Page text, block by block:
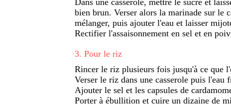
bien brun. Verser alors la marinade sur le
mélanger, puis ajouter l'eau et laisser
Rectifier l'assaisonnement en sel et en
3. Pour le riz
Rincer le riz plusieurs fois jusqu'à ce que
Verser le riz dans une casserole puis l'eau
Ajouter le sel et les capsules de
Porter à ébullition et cuire un dizaine de